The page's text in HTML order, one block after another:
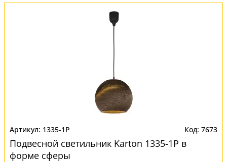
1335-1P 7673
Подвесной светильник Karton 1335-1P в
форме сферы